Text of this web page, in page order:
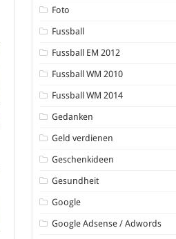
Foto
Fussball
Fussball EM 2012
Fussball WM 2010
Fussball WM 2014
Gedanken
Geld verdienen
Geschenkideen
Gesundheit
Google
Google Adsense / Adwords